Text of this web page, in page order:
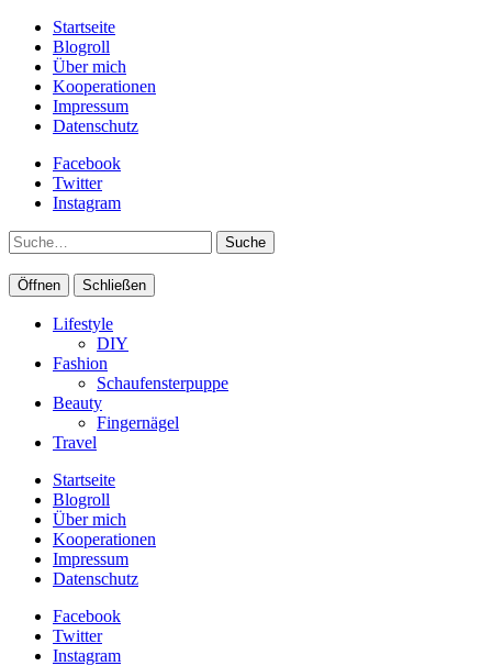
Startseite
Blogroll
Über mich
Kooperationen
Impressum
Datenschutz
Facebook
Twitter
Instagram
Suche
Öffnen Schließen
Lifestyle
DIY
Fashion
Schaufensterpuppe
Beauty
Fingernägel
Travel
Startseite
Blogroll
Über mich
Kooperationen
Impressum
Datenschutz
Facebook
Twitter
Instagram